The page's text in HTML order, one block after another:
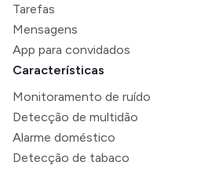
Tarefas
Mensagens
App para convidados
Características
Monitoramento de ruído
Detecção de multidão
Alarme doméstico
Detecção de tabaco